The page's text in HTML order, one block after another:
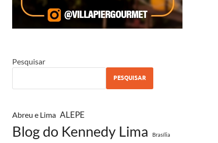
Pesquisar
PESQUISAR
Abreu e Lima ALEPE
Blog do Kennedy Lima Brasília